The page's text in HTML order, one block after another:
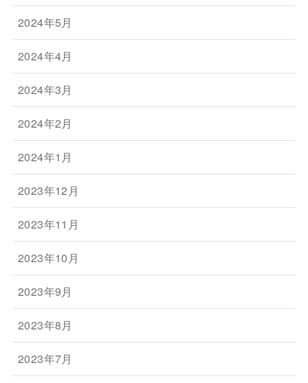
2024年5月
2024年4月
2024年3月
2024年2月
2024年1月
2023年12月
2023年11月
2023年10月
2023年9月
2023年8月
2023年7月